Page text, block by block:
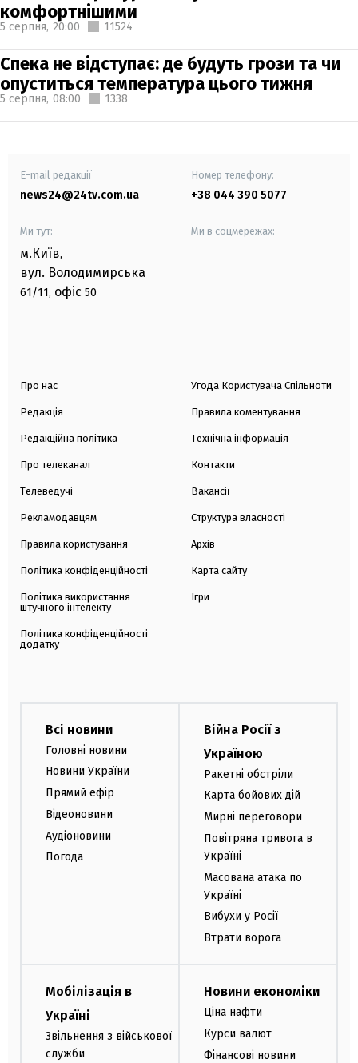
комфортнішими
5 серпня, 20:00 11524
Спека не відступає: де будуть грози та чи
опуститься температура цього тижня
5 серпня, 08:00 1338
E-mail редакції
news24@24tv.com.ua
Номер телефону:
+38 044 390 5077
Ми тут:
м.Київ,
вул. Володимирська
61/11, офіс 50
Ми в соцмережах:
Про нас
Редакція
Редакційна політика
Про телеканал
Телеведучі
Рекламодавцям
Правила користування
Політика конфіденційності
Політика використання
штучного інтелекту
Політика конфіденційності
додатку
Угода Користувача Спільноти
Правила коментування
Технічна інформація
Контакти
Вакансії
Структура власності
Архів
Карта сайту
Ігри
Всі новини
Головні новини
Новини України
Прямий ефір
Відеоновини
Аудіоновини
Погода
Війна Росії з
Україною
Ракетні обстріли
Карта бойових дій
Мирні переговори
Повітряна тривога в
Україні
Масована атака по
Україні
Вибухи у Росії
Втрати ворога
Мобілізація в
Україні
Звільнення з військової
служби
Новини економіки
Ціна нафти
Курси валют
Фінансові новини